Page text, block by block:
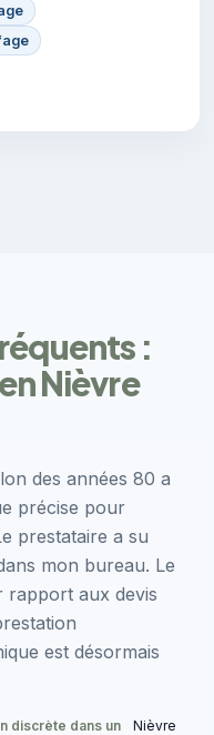
:
Nièvre
des années 80 a
précise pour
prestataire a su
mon bureau. Le
rapport aux devis
est désormais
discrète dans un
Nièvre